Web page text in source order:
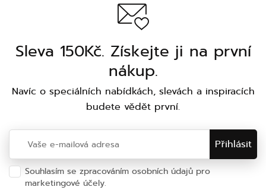
Sleva 150Kč. Získejte ji na první
nákup.
Navíc o speciálních nabídkách, slevách a inspiracích
budete vědět první.
Souhlasím se zpracováním osobních údajů pro
marketingové účely.